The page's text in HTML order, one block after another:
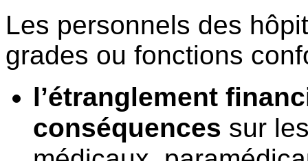
Les personnels des
grades ou fonctions
l’étranglement
conséquences sur